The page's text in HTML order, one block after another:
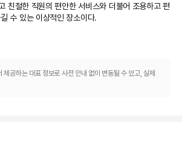
친절한 직원의 편안한 서비스와 더불어 조용하고 편
수 있는 이상적인 장소이다.
제공하는 대표 정보로 사전 안내 없이 변동될 수 있고, 실제